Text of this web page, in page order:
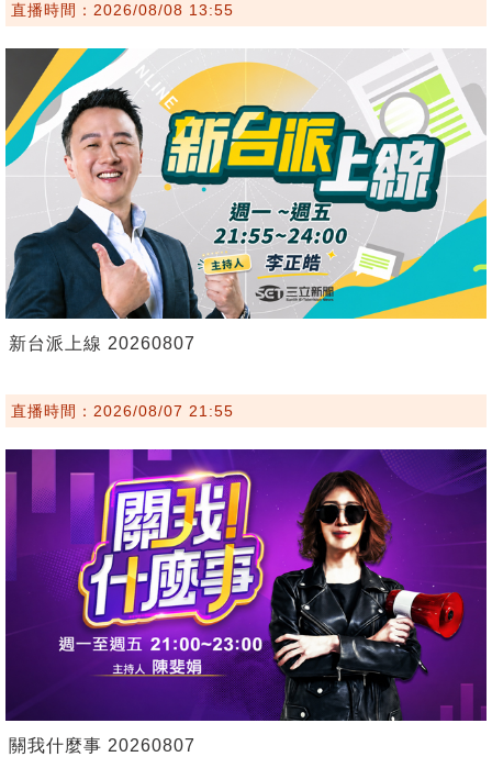
直播時間：2026/08/08 13:55
新台派上線 20260807
直播時間：2026/08/07 21:55
關我什麼事 20260807